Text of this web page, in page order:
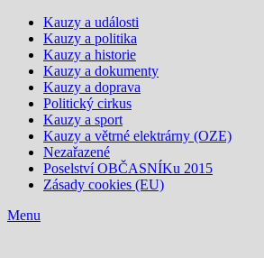
Kauzy a události
Kauzy a politika
Kauzy a historie
Kauzy a dokumenty
Kauzy a doprava
Politický cirkus
Kauzy a sport
Kauzy a větrné elektrárny (OZE)
Nezařazené
Poselství OBČASNÍKu 2015
Zásady cookies (EU)
Menu